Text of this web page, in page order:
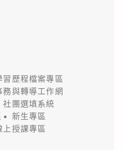
習歷程檔案專區
務與轉導工作網
社團選填系統
新生專區
上授課專區